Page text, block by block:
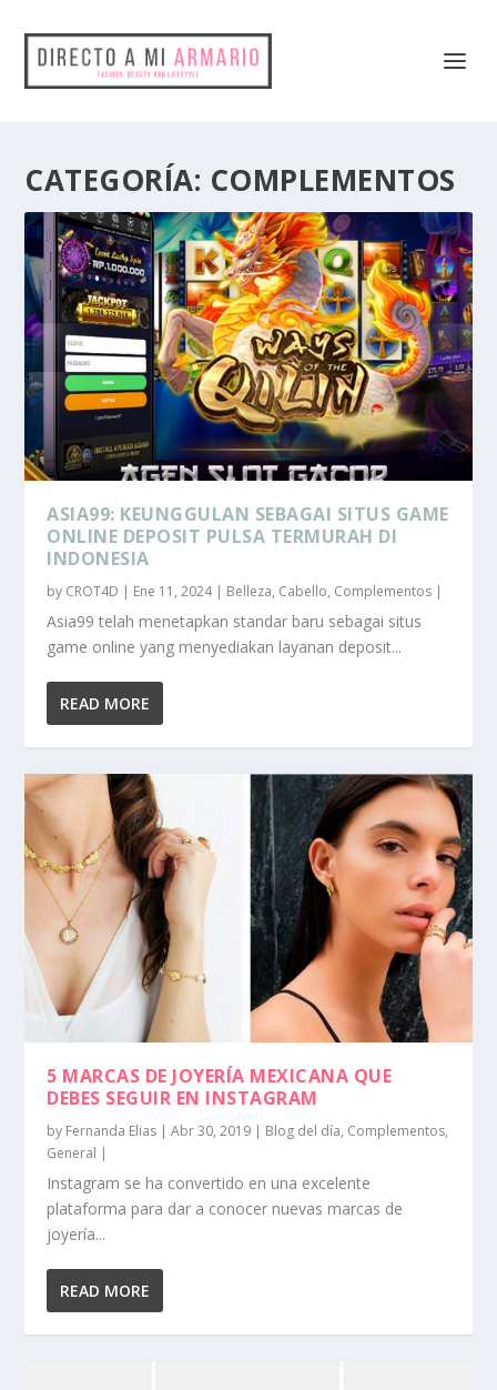
CATEGORÍA: COMPLEMENTOS
ASIA99: KEUNGGULAN SEBAGAI SITUS GAME
ONLINE DEPOSIT PULSA TERMURAH DI
INDONESIA
by CROT4D | Ene 11, 2024| Belleza, Cabello, Complementos |
Asia99 telah menetapkan standar baru sebagai situs
game online yang menyediakan layanan deposit...
READ MORE
5 MARCAS DE JOYERÍA MEXICANA QUE
DEBES SEGUIR EN INSTAGRAM
by Fernanda Elias |Abr 30, 2019 | Blog del día, Complementos,
General |
Instagram se ha convertido en una excelente
plataforma para dar a conocer nuevas marcas de
joyería...
READ MORE